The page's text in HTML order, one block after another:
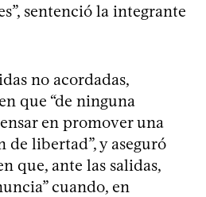
sentenció la integrante
no acordadas,
que “de ninguna
en promover una
libertad”, y aseguró
que, ante las salidas,
cuando, en